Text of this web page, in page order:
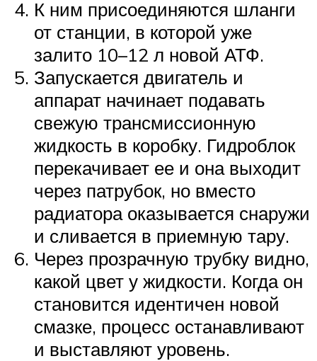
К ним присоединяются шланги
от станции, в которой уже
залито 10–12 л новой АТФ.
Запускается двигатель и
аппарат начинает подавать
свежую трансмиссионную
жидкость в коробку. Гидроблок
перекачивает ее и она выходит
через патрубок, но вместо
радиатора оказывается снаружи
и сливается в приемную тару.
Через прозрачную трубку видно,
какой цвет у жидкости. Когда он
становится идентичен новой
смазке, процесс останавливают
и выставляют уровень.